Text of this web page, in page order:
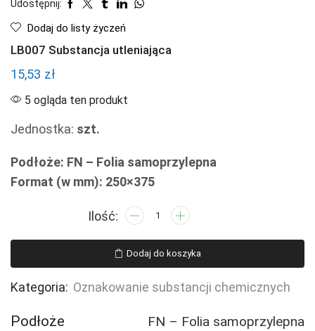
Udostępnij:
Dodaj do listy życzeń
LB007 Substancja utleniająca
15,53 zł
5 ogląda ten produkt
Jednostka: szt.
Podłoże: FN – Folia samoprzylepna
Format (w mm): 250×375
ilość
Substancja
utleniająca
Dodaj do koszyka
Kategoria: Oznakowanie substancji chemicznych
Podłoże FN – Folia samoprzylepna